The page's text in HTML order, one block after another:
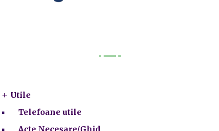
Utile
Telefoane utile
Acte Necesare/Ghid